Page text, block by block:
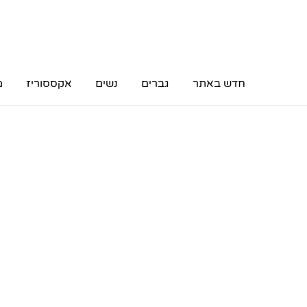
חדש באתר גברים נשים אקססוריז